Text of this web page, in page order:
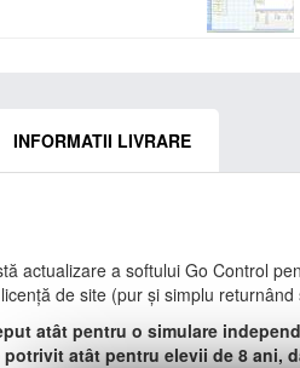
INFORMATII LIVRARE
actualizare a softului Go Control
de site (pur și simplu
atât pentru o simulare
atât pentru elevii de 8 ani,